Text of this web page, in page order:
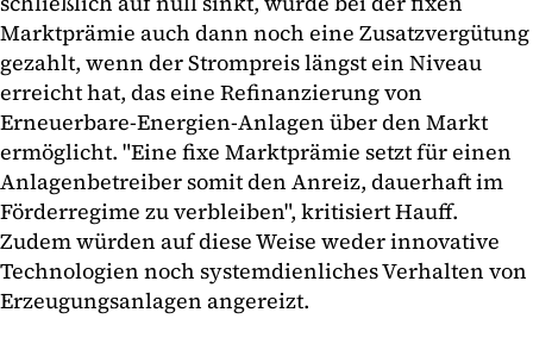
Marktprämie auch dann noch eine Zusatzvergütung
gezahlt, wenn der Strompreis längst ein Niveau
erreicht hat, das eine Refinanzierung von
Erneuerbare-Energien-Anlagen über den Markt
ermöglicht. "Eine fixe Marktprämie setzt für einen
Anlagenbetreiber somit den Anreiz, dauerhaft im
Förderregime zu verbleiben", kritisiert Hauff.
Zudem würden auf diese Weise weder innovative
Technologien noch systemdienliches Verhalten von
Erzeugungsanlagen angereizt.